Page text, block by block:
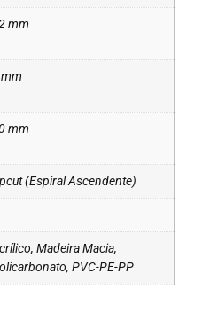
mm
mm
(Espiral Ascendente)
Madeira Macia,
PVC-PE-PP